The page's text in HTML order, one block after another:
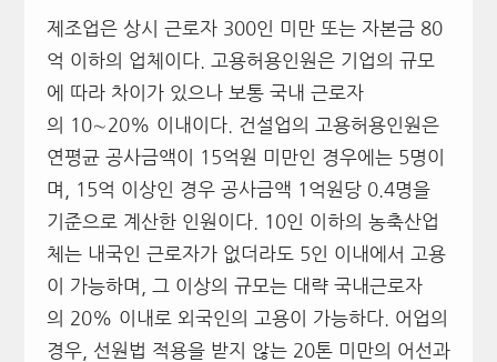
제조업은 상시 근로자 300인 미만 또는 자본금 80
억 이하의 업체이다. 고용허용인원은 기업의 규모
에 따라 차이가 있으나 보통 국내 근로자
의 10∼20% 이내이다. 건설업의 고용허용인원은
연평균 공사금액이 15억원 미만인 경우에는 5명이
며, 15억 이상인 경우 공사금액 1억원당 0.4명을
기준으로 계산한 인원이다. 10인 이하의 농축산업
체는 내국인 근로자가 없더라도 5인 이내에서 고용
이 가능하며, 그 이상의 규모는 대략 국내근로자
의 20% 이내로 외국인의 고용이 가능하다. 어업의
경우, 선원법 적용을 받지 않는 20톤 미만의 어선과